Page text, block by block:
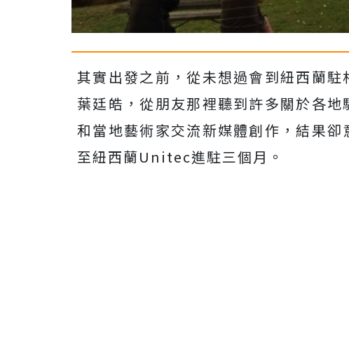
其實出發之前，從未想過會到紐西蘭
葉廷皓，從朋友那裡聽到許多關於各
和當地藝術家交流新媒體創作，結果
至紐西蘭Unitec進駐三個月。